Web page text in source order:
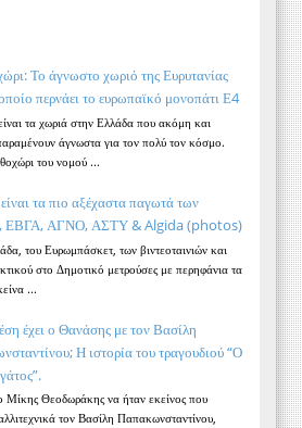
Το άγνωστο χωριό της Ευρυτανίας
περνάει το ευρωπαϊκό μονοπάτι Ε4
τα χωριά στην Ελλάδα που ακόμη και
άγνωστα για τον πολύ τον κόσμο.
του νομού ...
τα πιο αξέχαστα παγωτά των
ΕΒΓΑ, ΑΓΝΟ, ΑΣΤΥ & Algida (photos)
του Ευρωμπάσκετ, των βιντεοταινιών και
στο Δημοτικό μετρούσες με περηφάνια τα
...
έχει ο Θανάσης με τον Βασίλη
Η ιστορία του τραγουδιού “Ο
Μίκης Θεοδωράκης να ήταν εκείνος που
τον Βασίλη Παπακωνσταντίνου,